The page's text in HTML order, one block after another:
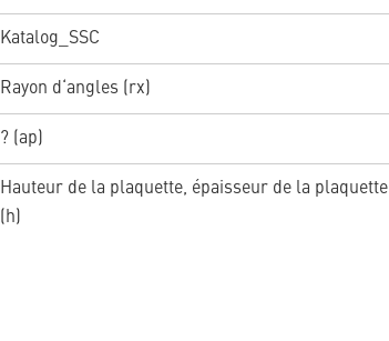
Katalog_SSC
Rayon d‘angles (rx)
? (ap)
Hauteur de la plaquette, épaisseur de la plaquette
(h)